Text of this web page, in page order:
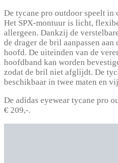
De tycane pro outdoor speelt in
Het SPX-montuur is licht,
allergeen. Dankzij de
de drager de bril aanpassen
hoofd. De uiteinden van de
hoofdband kan worden
zodat de bril niet afglijdt. De
beschikbaar in twee maten en
De adidas eyewear tycane pro
€ 209,-.